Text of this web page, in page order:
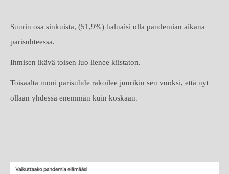
Suurin osa sinkuista, (51,9%) haluaisi olla pandemian aikana
parisuhteessa.
Ihmisen ikävä toisen luo lienee kiistaton.
Toisaalta moni parisuhde rakoilee juurikin sen vuoksi, että nyt
ollaan yhdessä enemmän kuin koskaan.